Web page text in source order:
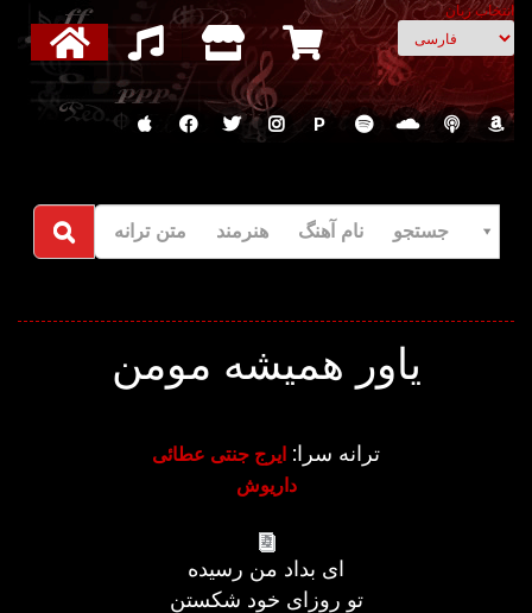
انتخاب زبان
P
جستجو نام آهنگ هنرمند متن ترانه
یاور همیشه مومن
ترانه سرا: ایرج جنتی عطائی
داریوش
ای بداد من رسیده
تو روزای خود شکستن